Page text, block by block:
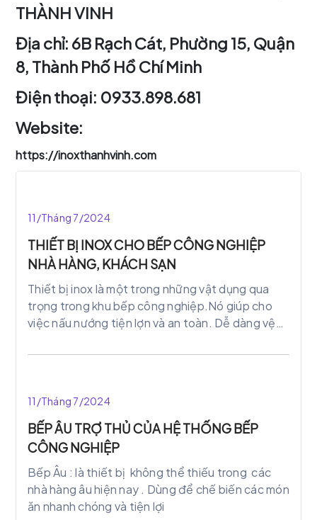
THÀNH VINH
Địa chỉ: 6B Rạch Cát, Phường 15, Quận
8, Thành Phố Hồ Chí Minh
Điện thoại: 0933.898.681
Website:
https://inoxthanhvinh.com
11/Tháng 7/2024
THIẾT BỊ INOX CHO BẾP CÔNG NGHIỆP
NHÀ HÀNG, KHÁCH SẠN
Thiết bị inox là một trong những vật dụng qua
trọng trong khu bếp công nghiệp.Nó giúp cho
việc nấu nướng tiện lợn và an toàn. Dễ dàng vệ
nên sang trọng hơn và hiện đại hơn.
11/Tháng 7/2024
BẾP ÂU TRỢ THỦ CỦA HỆ THỐNG BẾP
CÔNG NGHIỆP
Bếp Âu : là thiết bị không thể thiếu trong các
nhà hàng âu hiện nay . Dùng để chế biến các món
ăn nhanh chóng và tiện lợi